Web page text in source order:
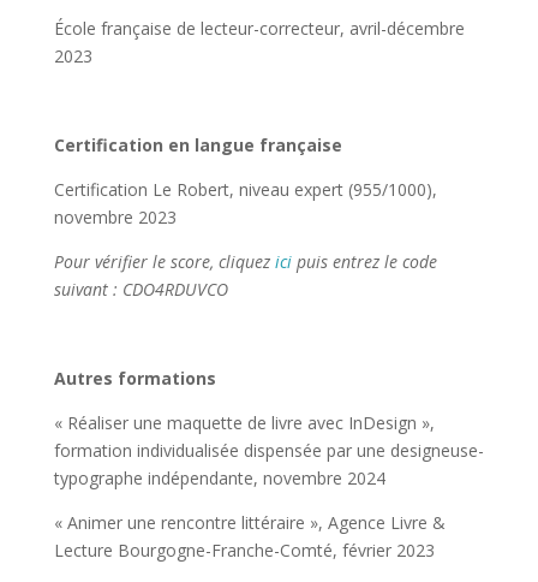
École française de lecteur-correcteur, avril-décembre
2023
Certification en langue française
Certification Le Robert, niveau expert (955/1000),
novembre 2023
Pour vérifier le score, cliquez icipuis entrez le code
suivant : CDO4RDUVCO
Autres formations
« Réaliser une maquette de livre avec InDesign »,
formation individualisée dispensée par une designeuse-
typographe indépendante, novembre 2024
« Animer une rencontre littéraire », Agence Livre &
Lecture Bourgogne-Franche-Comté, février 2023